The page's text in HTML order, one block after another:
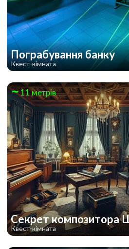
Пограбування банку
Квест-кімната
11 метрів
Cекрет композитора
Квест-кімната